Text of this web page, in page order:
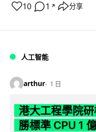
10 1 ↗ 分享
人工智能
arthur 1 日
港大工程學院
勝標準 CPU 1